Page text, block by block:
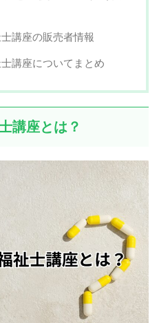
講座の販売者情報
講座についてまとめ
講座とは？